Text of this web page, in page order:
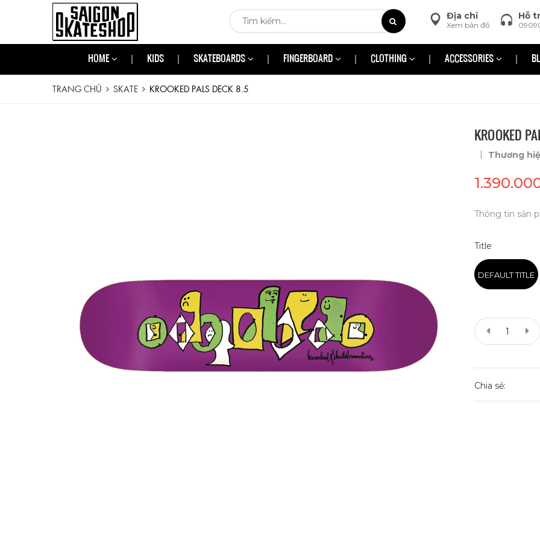
Hỗ
Địa chỉ
Xem bản đồ
HOME KIDS SKATEBOARDS FINGERBOARD CLOTHING ACCESSORIES
TRANG CHỦ SKATE KROOKED PALS DECK 8.5
KROOKED
| Thương
Thông tin sản
Title
DEFAULT TITLE
Chia sẻ: